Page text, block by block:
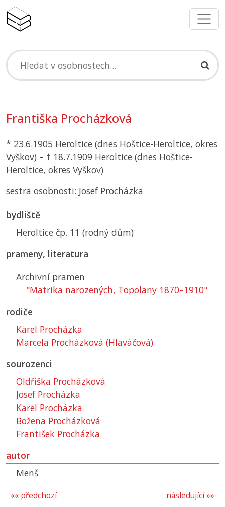
Františka Procházková
* 23.6.1905 Heroltice (dnes Hoštice-Heroltice, okres
Vyškov) – † 18.7.1909 Heroltice (dnes Hoštice-
Heroltice, okres Vyškov)
sestra osobnosti: Josef Procházka
bydliště
Heroltice čp. 11 (rodný dům)
prameny, literatura
Archivní pramen
"Matrika narozených, Topolany 1870–1910"
rodiče
Karel Procházka
Marcela Procházková (Hlaváčová)
sourozenci
Oldřiška Procházková
Josef Procházka
Karel Procházka
Božena Procházková
František Procházka
autor
Menš
následující »»
«« předchozí